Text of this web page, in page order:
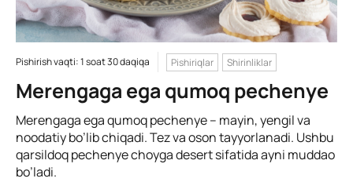
Pishirish vaqti: 1 soat 30 daqiqa Pishiriqlar Shirinliklar
Merengaga ega qumoq pechenye
Merengaga ega qumoq pechenye – mayin, yengil va
noodatiy bo’lib chiqadi. Tez va oson tayyorlanadi. Ushbu
qarsildoq pechenye choyga desert sifatida ayni muddao
bo’ladi.